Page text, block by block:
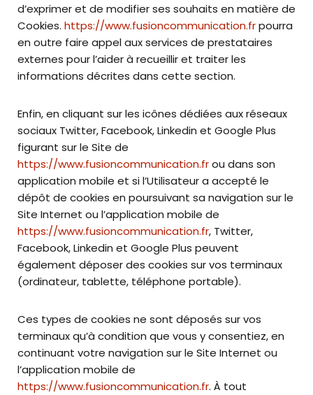
d’exprimer et de modifier ses souhaits en matière de
Cookies. https://www.fusioncommunication.frpourra
en outre faire appel aux services de prestataires
externes pour l’aider à recueillir et traiter les
informations décrites dans cette section.
Enfin, en cliquant sur les icônes dédiées aux réseaux
sociaux Twitter, Facebook, Linkedin et Google Plus
figurant sur le Site de
https://www.fusioncommunication.frou dans son
application mobile et si l’Utilisateur a accepté le
dépôt de cookies en poursuivant sa navigation sur le
Site Internet ou l’application mobile de
https://www.fusioncommunication.fr, Twitter,
Facebook, Linkedin et Google Plus peuvent
également déposer des cookies sur vos terminaux
(ordinateur, tablette, téléphone portable).
Ces types de cookies ne sont déposés sur vos
terminaux qu’à condition que vous y consentiez, en
continuant votre navigation sur le Site Internet ou
l’application mobile de
https://www.fusioncommunication.fr. À tout